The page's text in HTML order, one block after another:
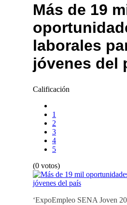
Más de 19
laborales
jóvenes del
Calificación
1
2
3
4
5
(0 votos)
‘ExpoEmpleo SENA Joven